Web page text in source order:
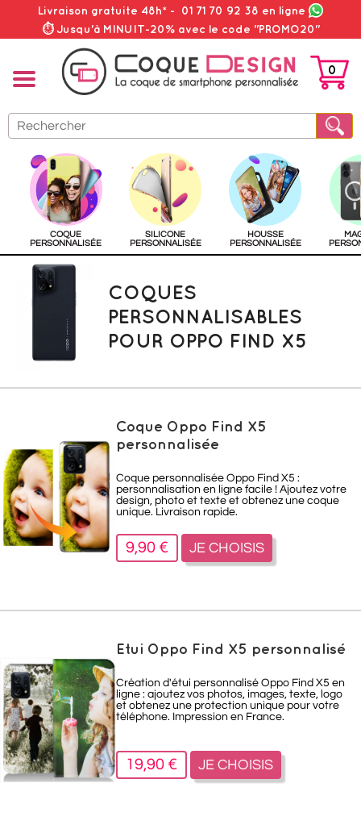
Livraison gratuite 48h* - 01 71 70 92 38 en ligne
⏱ Jusqu'à MINUIT-20% avec le code "PROMO20"
PANIER
0
COQUE
PERSONNALISÉE
SILICONE
PERSONNALISÉE
HOUSSE
PERSONNALISÉE
COQUES
PERSONNALISABLES
POUR OPPO FIND X5
Coque Oppo Find X5
personnalisée
Coque personnalisée Oppo Find X5 :
personnalisation en ligne facile ! Ajoutez votre
design, photo et texte et obtenez une coque
unique. Livraison rapide.
9,90 € JE CHOISIS
Etui Oppo Find X5 personnalisé
Création d'étui personnalisé Oppo Find X5 en
ligne : ajoutez vos photos, images, texte, logo
et obtenez une protection unique pour votre
téléphone. Impression en France.
19,90 € JE CHOISIS